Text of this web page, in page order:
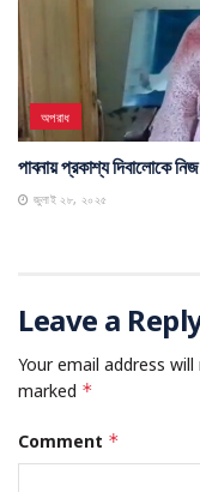
অপরাধ
পাবনায় প্রকাশ্য দিবালোকে
জুলাই ২৮, ২০২৫
Leave a
Your email address
marked *
Comment *